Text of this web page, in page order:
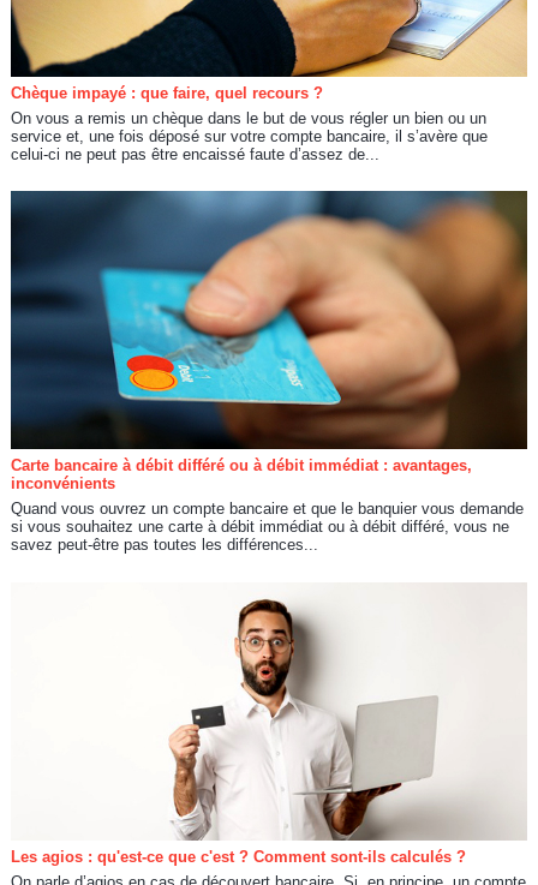
Chèque impayé : que faire, quel recours ?
On vous a remis un chèque dans le but de vous régler un bien ou un
service et, une fois déposé sur votre compte bancaire, il s’avère que
celui-ci ne peut pas être encaissé faute d’assez de...
Carte bancaire à débit différé ou à débit immédiat : avantages,
inconvénients
Quand vous ouvrez un compte bancaire et que le banquier vous demande
si vous souhaitez une carte à débit immédiat ou à débit différé, vous ne
savez peut-être pas toutes les différences...
Les agios : qu'est-ce que c'est ? Comment sont-ils calculés ?